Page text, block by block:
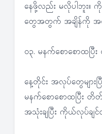
နေဖို့လည်း မလိုပါဘူး
တွေအတွက် အချိန်ကို အလေ
၀၃. မနက်စောစောထပြီ
နေ့တိုင်း အလုပ်တွေများ
မနက်စောစောထပြီး
အသုံးချပြီး ကိုယ်လုပ်ချ